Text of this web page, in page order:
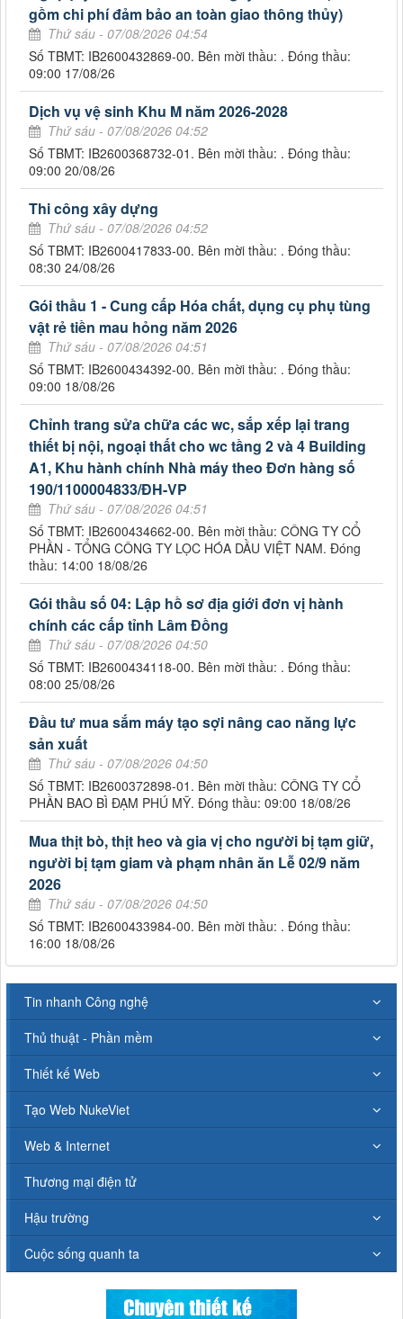
gồm chi phí đảm bảo an toàn giao thông thủy)
Thứ sáu - 07/08/2026 04:54
Số TBMT: IB2600432869-00. Bên mời thầu: . Đóng thầu:
09:00 17/08/26
Dịch vụ vệ sinh Khu M năm 2026-2028
Thứ sáu - 07/08/2026 04:52
Số TBMT: IB2600368732-01. Bên mời thầu: . Đóng thầu:
09:00 20/08/26
Thi công xây dựng
Thứ sáu - 07/08/2026 04:52
Số TBMT: IB2600417833-00. Bên mời thầu: . Đóng thầu:
08:30 24/08/26
Gói thầu 1 - Cung cấp Hóa chất, dụng cụ phụ tùng
vật rẻ tiền mau hỏng năm 2026
Thứ sáu - 07/08/2026 04:51
Số TBMT: IB2600434392-00. Bên mời thầu: . Đóng thầu:
09:00 18/08/26
Chỉnh trang sửa chữa các wc, sắp xếp lại trang
thiết bị nội, ngoại thất cho wc tầng 2 và 4 Building
A1, Khu hành chính Nhà máy theo Đơn hàng số
190/1100004833/ĐH-VP
Thứ sáu - 07/08/2026 04:51
Số TBMT: IB2600434662-00. Bên mời thầu: CÔNG TY CỔ
PHẦN - TỔNG CÔNG TY LỌC HÓA DẦU VIỆT NAM. Đóng
thầu: 14:00 18/08/26
Gói thầu số 04: Lập hồ sơ địa giới đơn vị hành
chính các cấp tỉnh Lâm Đồng
Thứ sáu - 07/08/2026 04:50
Số TBMT: IB2600434118-00. Bên mời thầu: . Đóng thầu:
08:00 25/08/26
Đầu tư mua sắm máy tạo sợi nâng cao năng lực
sản xuất
Thứ sáu - 07/08/2026 04:50
Số TBMT: IB2600372898-01. Bên mời thầu: CÔNG TY CỔ
PHẦN BAO BÌ ĐẠM PHÚ MỸ. Đóng thầu: 09:00 18/08/26
Mua thịt bò, thịt heo và gia vị cho người bị tạm giữ,
người bị tạm giam và phạm nhân ăn Lễ 02/9 năm
2026
Thứ sáu - 07/08/2026 04:50
Số TBMT: IB2600433984-00. Bên mời thầu: . Đóng thầu:
16:00 18/08/26
Tin nhanh Công nghệ
Thủ thuật - Phần mềm
Thiết kế Web
Tạo Web NukeViet
Web & Internet
Thương mại điện tử
Hậu trường
Cuộc sống quanh ta